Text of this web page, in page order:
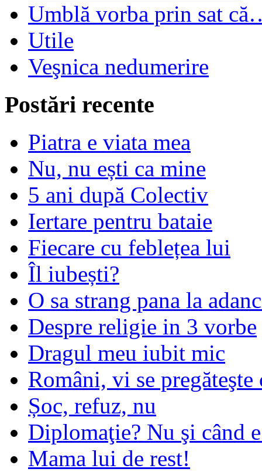
Umblă vorba prin sat
Utile
Veşnica nedumerire
Postări recente
Piatra e viata mea
Nu, nu ești ca mine
5 ani după Colectiv
Iertare pentru bataie
Fiecare cu feblețea lui
Îl iubești?
O sa strang pana la
Despre religie in 3 vorbe
Dragul meu iubit mic
Români, vi se pregăteşte
Șoc, refuz, nu
Diplomaţie? Nu şi când
Mama lui de rest!